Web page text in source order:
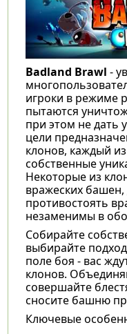
Badland Brawl -
игроки в режиме
пытаются
при этом не дать
цели
клонов, каждый
собственные
Некоторые из
вражеских башен,
противостоять
незаменимы в
Собирайте
выбирайте
поле боя - вас
клонов.
совершайте
сносите башню
Ключевые